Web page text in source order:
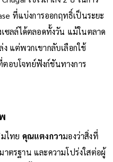
ที่แบ่งการออกฤทธิ์เป็นระยะ
ซลล์ได้ตลอดทั้งวัน แม้ในตลาด
แต่พวกเขากลับเลือกใช้
อบโจทย์ฟังก์ชันทางการ
ไทย คุณแตงกวามองว่าสิ่งที่
าตรฐาน และความโปร่งใสต่อผู้